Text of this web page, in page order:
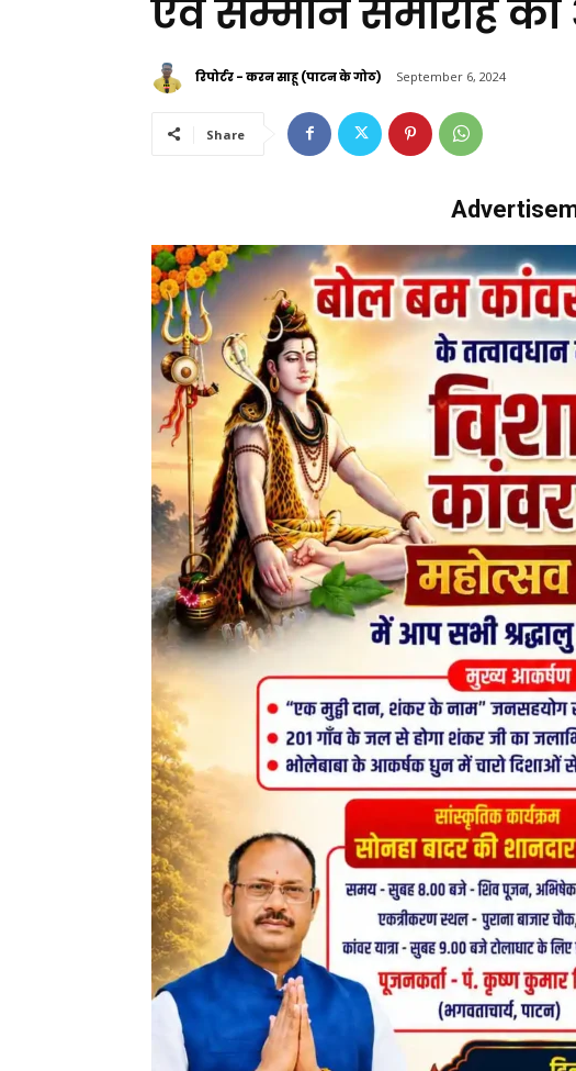
एवं सम्मान समारोह
रिपोर्टर - करन साहू (पाटन के गोठ) September 6, 2024
Share